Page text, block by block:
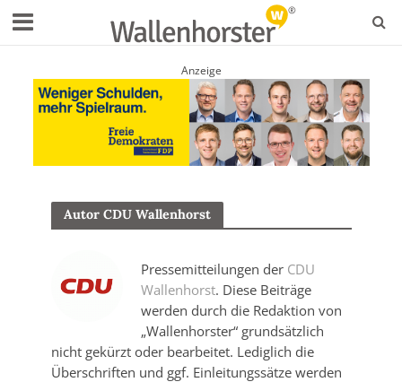
Anzeige
Autor CDU Wallenhorst
Pressemitteilungen der CDU
Wallenhorst. Diese Beiträge
werden durch die Redaktion von
„Wallenhorster“ grundsätzlich
nicht gekürzt oder bearbeitet. Lediglich die
Überschriften und ggf. Einleitungssätze werden